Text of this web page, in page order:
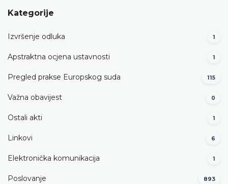
Kategorije
Izvršenje odluka 1
Apstraktna ocjena ustavnosti 1
Pregled prakse Europskog suda 115
Važna obavijest 0
Ostali akti 1
Linkovi 6
Elektronička komunikacija 1
Poslovanje 893